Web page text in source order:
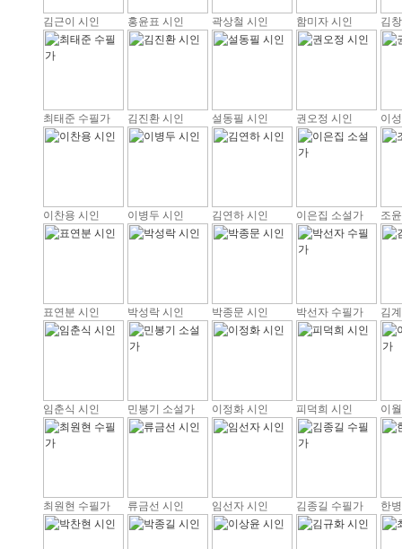
김근이 시인 홍윤표 시인 곽상철 시인 함미자 시인 김
최태준 수필가 김진환 시인 설동필 시인 권오정 시인 이
이찬용 시인 이병두 시인 김연하 시인 이은집 소설가 조
표연분 시인 박성락 시인 박종문 시인 박선자 수필가 김
임춘식 시인 민봉기 소설가 이정화 시인 피덕희 시인 이
최원현 수필가 류금선 시인 임선자 시인 김종길 수필가 한